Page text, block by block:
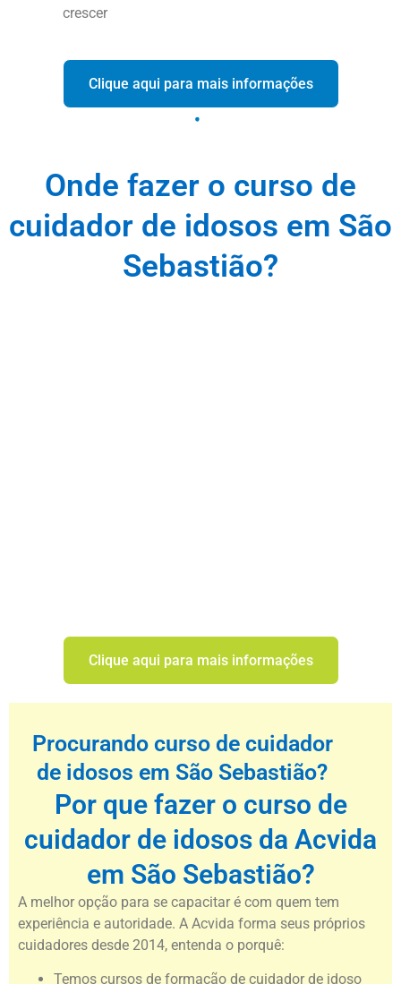
crescer
Clique aqui para mais informações
Onde fazer o curso de
cuidador de idosos em São
Sebastião?
Clique aqui para mais informações
Procurando curso de cuidador
de idosos em São Sebastião?
Por que fazer o curso de
cuidador de idosos da Acvida
em São Sebastião?
A melhor opção para se capacitar é com quem tem
experiência e autoridade. A Acvida forma seus próprios
cuidadores desde 2014, entenda o porquê:
Temos cursos de formação de cuidador de idoso